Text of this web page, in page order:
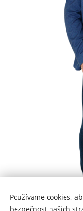
Používáme cookies,
bezpečnost našich